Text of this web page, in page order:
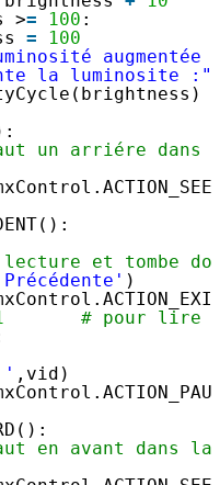
>= 100 :
=
100
augmentée
la luminosite :"
un arriére dans
et tombe
)
# pour lire
' ,vid)
en avant dans la